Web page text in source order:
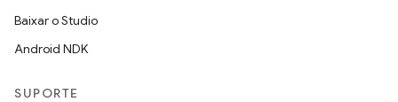
Baixar o Studio
Android NDK
SUPORTE